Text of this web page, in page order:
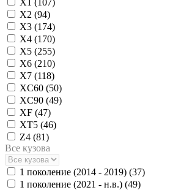
X2 (94)
X3 (174)
X4 (170)
X5 (255)
X6 (210)
X7 (118)
XC60 (50)
XC90 (49)
XF (47)
XT5 (46)
Z4 (81)
Все кузова
1 поколение (2014 - 2019) (37)
1 поколение (2021 - н.в.) (49)